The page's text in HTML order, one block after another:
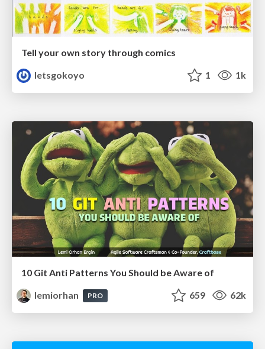
Tell your own story through comics
letsgokoyo
1 1k
10 Git Anti Patterns You Should be Aware of
lemiorhan
PRO 659 62k